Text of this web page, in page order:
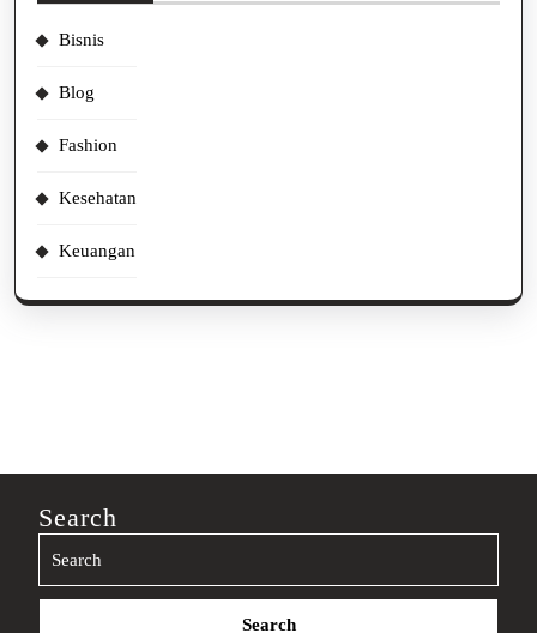
Bisnis
Blog
Fashion
Kesehatan
Keuangan
Search
Search